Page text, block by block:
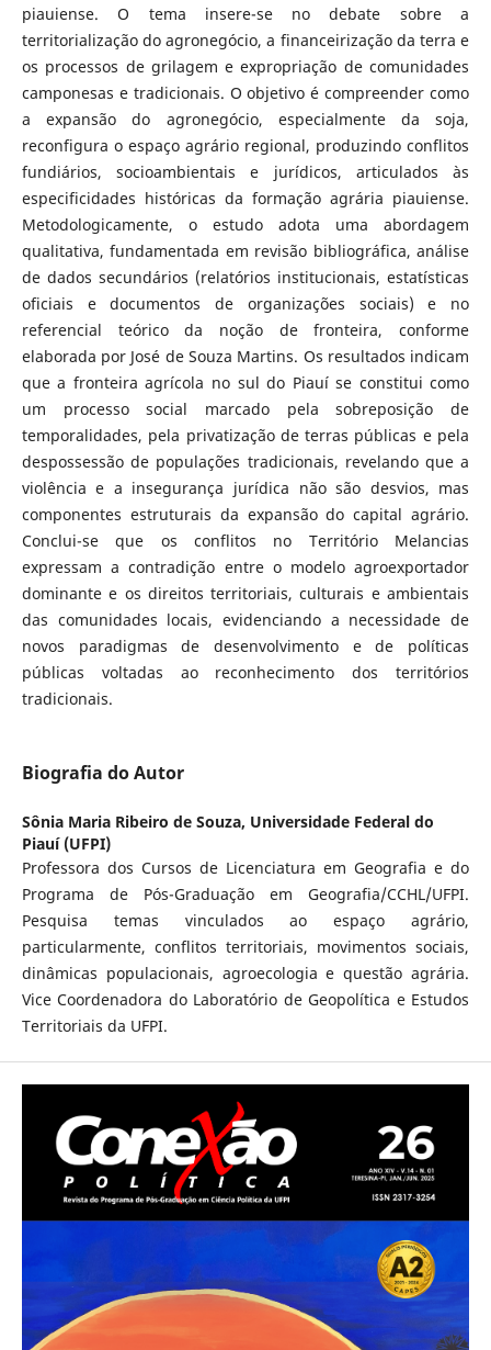
piauiense. O tema insere-se no debate sobre a
territorialização do agronegócio, a financeirização da terra e
os processos de grilagem e expropriação de comunidades
camponesas e tradicionais. O objetivo é compreender como
a expansão do agronegócio, especialmente da soja,
reconfigura o espaço agrário regional, produzindo conflitos
fundiários, socioambientais e jurídicos, articulados às
especificidades históricas da formação agrária piauiense.
Metodologicamente, o estudo adota uma abordagem
qualitativa, fundamentada em revisão bibliográfica, análise
de dados secundários (relatórios institucionais, estatísticas
oficiais e documentos de organizações sociais) e no
referencial teórico da noção de fronteira, conforme
elaborada por José de Souza Martins. Os resultados indicam
que a fronteira agrícola no sul do Piauí se constitui como
um processo social marcado pela sobreposição de
temporalidades, pela privatização de terras públicas e pela
despossessão de populações tradicionais, revelando que a
violência e a insegurança jurídica não são desvios, mas
componentes estruturais da expansão do capital agrário.
Conclui-se que os conflitos no Território Melancias
expressam a contradição entre o modelo agroexportador
dominante e os direitos territoriais, culturais e ambientais
das comunidades locais, evidenciando a necessidade de
novos paradigmas de desenvolvimento e de políticas
públicas voltadas ao reconhecimento dos territórios
tradicionais.
Biografia do Autor
Sônia Maria Ribeiro de Souza, Universidade Federal do
Piauí (UFPI)
Professora dos Cursos de Licenciatura em Geografia e do
Programa de Pós-Graduação em Geografia/CCHL/UFPI.
Pesquisa temas vinculados ao espaço agrário,
particularmente, conflitos territoriais, movimentos sociais,
dinâmicas populacionais, agroecologia e questão agrária.
Vice Coordenadora do Laboratório de Geopolítica e Estudos
Territoriais da UFPI.